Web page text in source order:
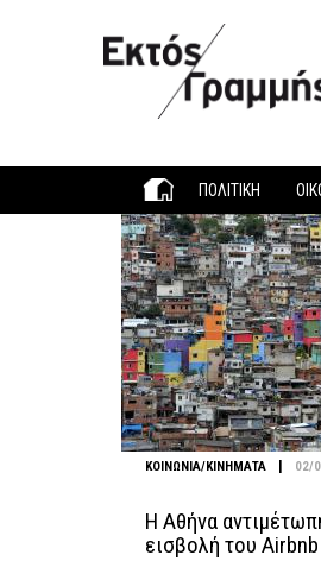
ΠΟΛΙΤΙΚΗ
ΚΟΙΝΩΝΙΑ/ΚΙΝΗΜΑΤΑ | 02/
Η Αθήνα
εισβολή του Airbnb